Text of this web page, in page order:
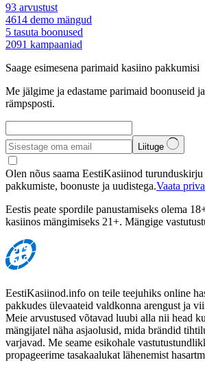
93 arvustust
4614 demo mängud
5 tasuta boonused
2091 kampaaniad
Saage esimesena parimaid kasiino pakkumisi
Me jälgime ja edastame parimaid boonuseid
rämpsposti.
Liituge
Olen nõus saama EestiKasiinod turunduskirju
pakkumiste, boonuste ja uudistega.Vaata
Eestis peate spordile panustamiseks olema
kasiinos mängimiseks 21+. Mängige
EestiKasiinod.info on teile teejuhiks online
pakkudes ülevaateid valdkonna arengust ja
Meie arvustused võtavad luubi alla nii head
mängijatel näha asjaolusid, mida brändid
varjavad. Me seame esikohale
propageerime tasakaalukat lähenemist